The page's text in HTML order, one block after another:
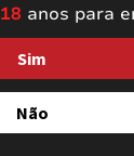
18 anos para
Sim
Não